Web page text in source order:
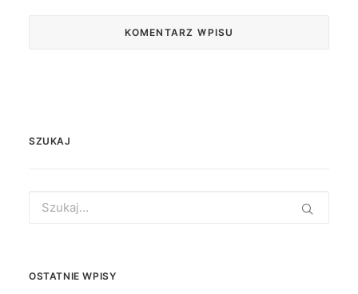
SZUKAJ
for:
OSTATNIE WPISY